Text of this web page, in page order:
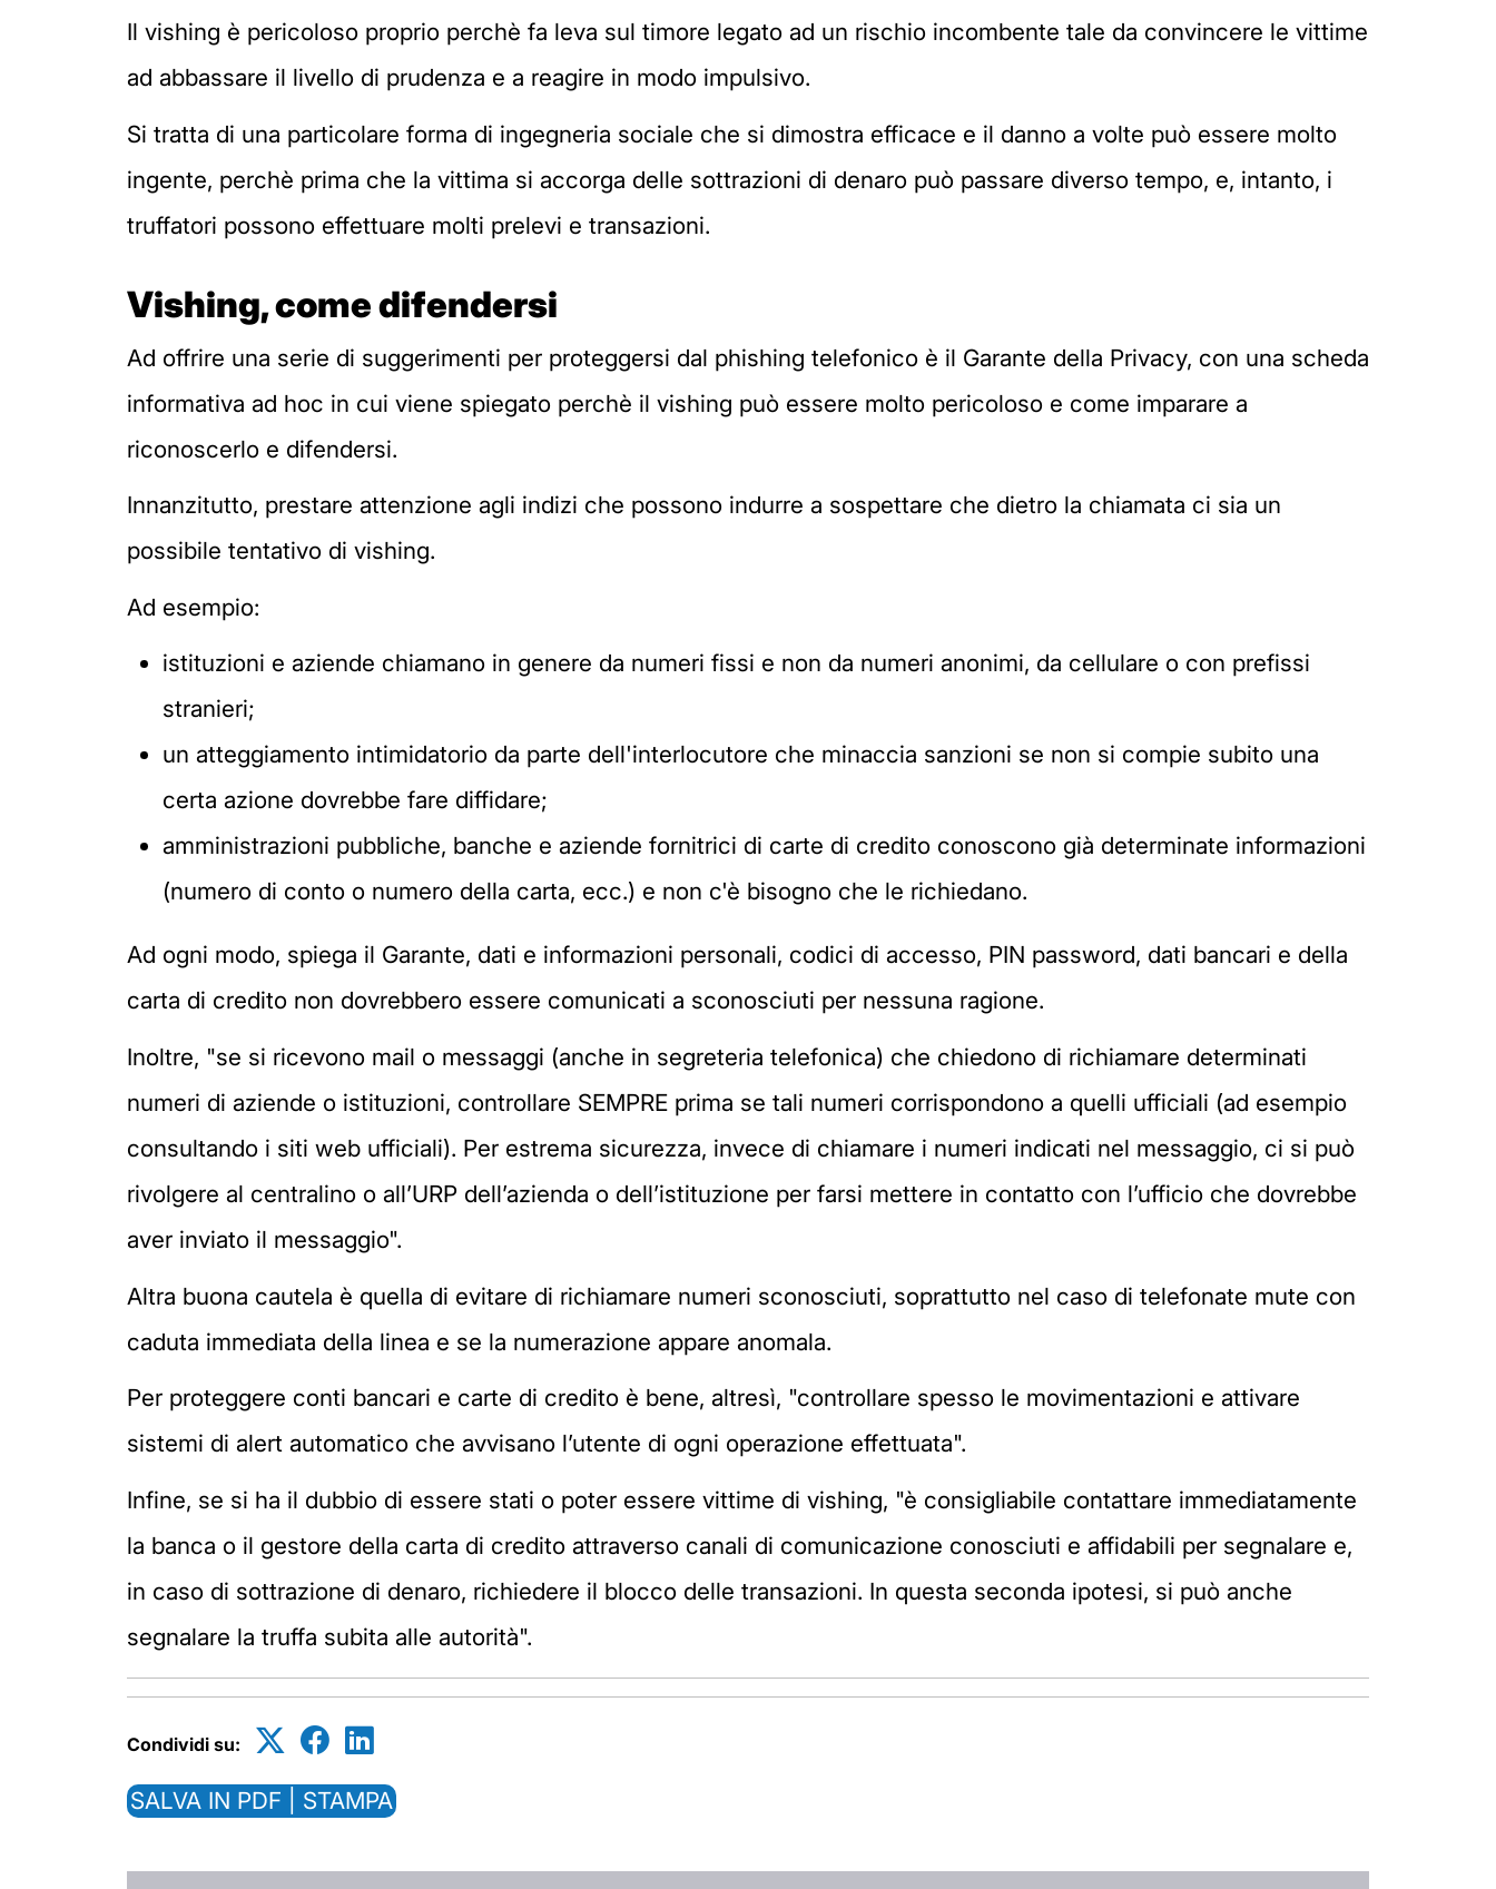
Il vishing è pericoloso proprio perchè fa leva sul timore legato ad un rischio incombente tale da convincere le vittime
ad abbassare il livello di prudenza e a reagire in modo impulsivo.
Si tratta di una particolare forma di ingegneria sociale che si dimostra efficace e il danno a volte può essere molto
ingente, perchè prima che la vittima si accorga delle sottrazioni di denaro può passare diverso tempo, e, intanto, i
truffatori possono effettuare molti prelevi e transazioni.
Vishing, come difendersi
Ad offrire una serie di suggerimenti per proteggersi dal phishing telefonico è il Garante della Privacy, con una scheda
informativa ad hoc in cui viene spiegato perchè il vishing può essere molto pericoloso e come imparare a
riconoscerlo e difendersi.
Innanzitutto, prestare attenzione agli indizi che possono indurre a sospettare che dietro la chiamata ci sia un
possibile tentativo di vishing.
Ad esempio:
istituzioni e aziende chiamano in genere da numeri fissi e non da numeri anonimi, da cellulare o con prefissi
stranieri;
un atteggiamento intimidatorio da parte dell'interlocutore che minaccia sanzioni se non si compie subito una
certa azione dovrebbe fare diffidare;
amministrazioni pubbliche, banche e aziende fornitrici di carte di credito conoscono già determinate informazioni
(numero di conto o numero della carta, ecc.) e non c'è bisogno che le richiedano.
Ad ogni modo, spiega il Garante, dati e informazioni personali, codici di accesso, PIN password, dati bancari e della
carta di credito non dovrebbero essere comunicati a sconosciuti per nessuna ragione.
Inoltre, "se si ricevono mail o messaggi (anche in segreteria telefonica) che chiedono di richiamare determinati
numeri di aziende o istituzioni, controllare SEMPRE prima se tali numeri corrispondono a quelli ufficiali (ad esempio
consultando i siti web ufficiali). Per estrema sicurezza, invece di chiamare i numeri indicati nel messaggio, ci si può
rivolgere al centralino o all’URP dell’azienda o dell’istituzione per farsi mettere in contatto con l’ufficio che dovrebbe
aver inviato il messaggio".
Altra buona cautela è quella di evitare di richiamare numeri sconosciuti, soprattutto nel caso di telefonate mute con
caduta immediata della linea e se la numerazione appare anomala.
Per proteggere conti bancari e carte di credito è bene, altresì, "controllare spesso le movimentazioni e attivare
sistemi di alert automatico che avvisano l’utente di ogni operazione effettuata".
Infine, se si ha il dubbio di essere stati o poter essere vittime di vishing, "è consigliabile contattare immediatamente
la banca o il gestore della carta di credito attraverso canali di comunicazione conosciuti e affidabili per segnalare e,
in caso di sottrazione di denaro, richiedere il blocco delle transazioni. In questa seconda ipotesi, si può anche
segnalare la truffa subita alle autorità".
Condividi su:
SALVA IN PDF | STAMPA